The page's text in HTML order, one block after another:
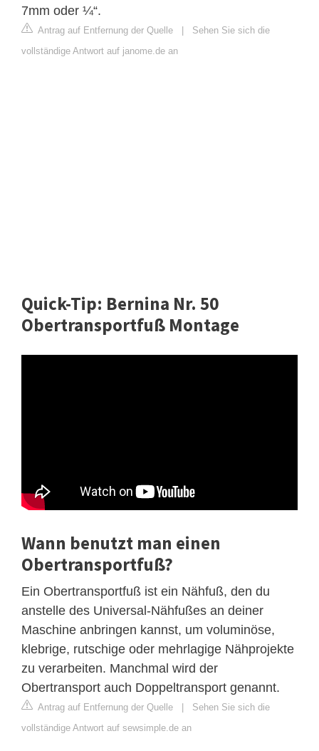
7mm oder ¼“.
Antrag auf Entfernung der Quelle
Sehen Sie sich die
vollständige Antwort auf janome.de an
Quick-Tip: Bernina Nr. 50
Obertransportfuß Montage
Wann benutzt man einen
Obertransportfuß?
Ein Obertransportfuß ist ein Nähfuß, den du
anstelle des Universal-Nähfußes an deiner
Maschine anbringen kannst, um voluminöse,
klebrige, rutschige oder mehrlagige Nähprojekte
zu verarbeiten. Manchmal wird der
Obertransport auch Doppeltransport genannt.
Antrag auf Entfernung der Quelle | Sehen Sie sich die
vollständige Antwort auf sewsimple.de an